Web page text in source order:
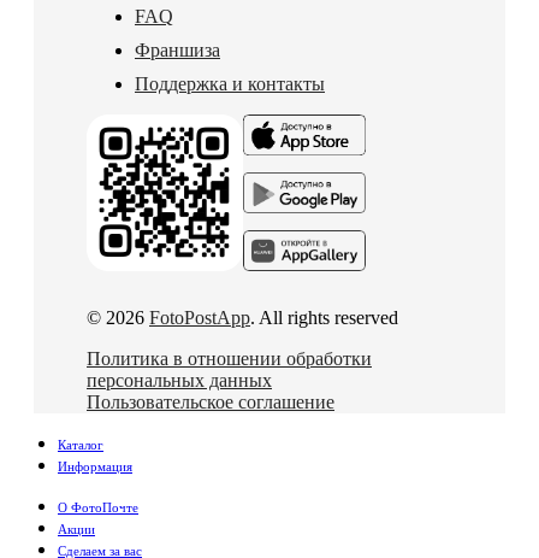
FAQ
Франшиза
Поддержка и контакты
© 2026 FotoPostApp. All rights reserved
Политика в отношении обработки
персональных данных
Пользовательское соглашение
Каталог
Информация
О ФотоПочте
Акции
Сделаем за вас